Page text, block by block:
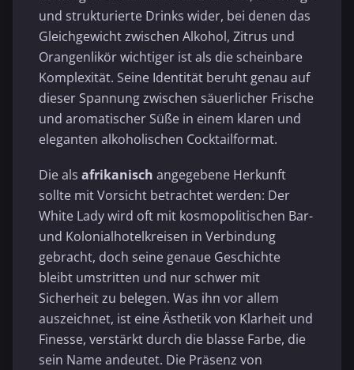
und strukturierte Drinks wider, bei denen das
Gleichgewicht zwischen Alkohol, Zitrus und
Orangenlikör wichtiger ist als die scheinbare
Komplexität. Seine Identität beruht genau auf
dieser Spannung zwischen säuerlicher Frische
und aromatischer Süße in einem klaren und
eleganten alkoholischen Cocktailformat.
Die als afrikanisch angegebene Herkunft
sollte mit Vorsicht betrachtet werden: Der
White Lady wird oft mit kosmopolitischen Bar-
und Kolonialhotelkreisen in Verbindung
gebracht, doch seine genaue Geschichte
bleibt umstritten und nur schwer mit
Sicherheit zu belegen. Was ihn vor allem
auszeichnet, ist eine Ästhetik von Klarheit und
Finesse, verstärkt durch die blasse Farbe, die
sein Name andeutet. Die Präsenz von